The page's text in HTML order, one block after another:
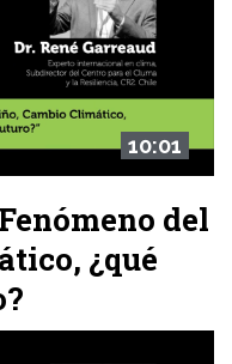
10:01
del
¿qué